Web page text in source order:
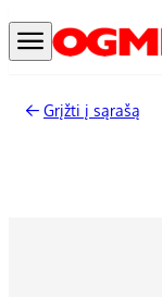
Grįžti į sąrašą